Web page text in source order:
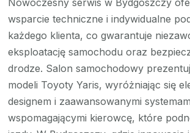
wsparcie techniczne i indywidualne
każdego klienta, co gwarantuje
eksploatację samochodu oraz
drodze. Salon samochodowy
modeli Toyoty Yaris, wyróżniając się
designem i zaawansowanymi
wspomagającymi kierowcę, które